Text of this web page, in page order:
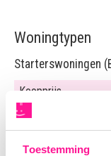
Toestemming
Woningtypen
Starterswoningen
Koopprijs
Woonopp.